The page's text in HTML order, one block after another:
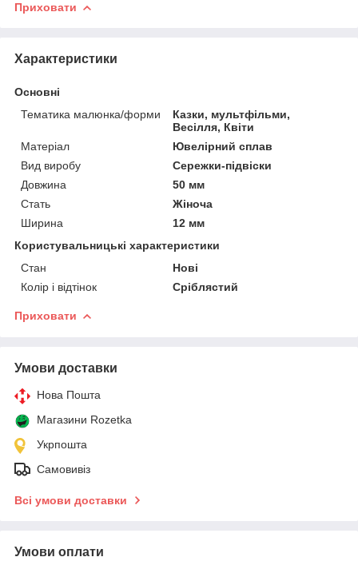
Приховати
Характеристики
Основні
Тематика малюнка/форми
Казки, мультфільми,
Весілля, Квіти
Матеріал
Ювелірний сплав
Вид виробу
Сережки-підвіски
Довжина
50 мм
Стать
Жіноча
Ширина
12 мм
Користувальницькі характеристики
Стан
Нові
Колір і відтінок
Сріблястий
Приховати
Умови доставки
Нова Пошта
Магазини Rozetka
Укрпошта
Самовивіз
Всі умови доставки
Умови оплати